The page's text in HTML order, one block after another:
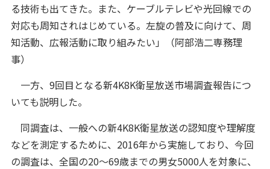
る技術も出てきた。また、ケーブルテレビや光回線での
対応も周知されはじめている。左旋の普及に向けて、周
知活動、広報活動に取り組みたい」（阿部浩二専務理
事）
一方、9回目となる新4K8K衛星放送市場調査報告につ
いても説明した。
同調査は、一般への新4K8K衛星放送の認知度や理解度
などを測定するために、2016年から実施しており、今回
の調査は、全国の20～69歳までの男女5000人を対象に、